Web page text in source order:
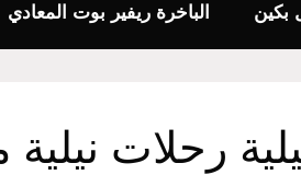
بكين الباخرة ريفير بوت المعادي
رحلات نيلية